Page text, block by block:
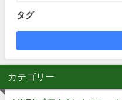
タグ
カテゴリー